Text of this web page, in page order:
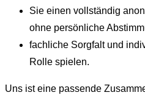
Sie einen vollständig
ohne persönliche
fachliche Sorgfalt und
Rolle spielen.
Uns ist eine passende